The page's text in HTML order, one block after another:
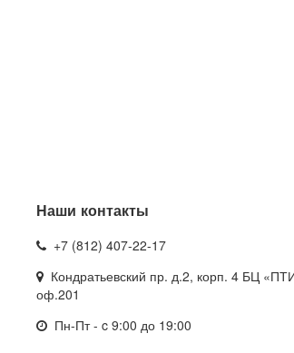
Наши контакты
+7 (812) 407-22-17
Кондратьевский пр. д.2, корп. 4 БЦ
оф.201
Пн-Пт - c 9:00 до 19:00